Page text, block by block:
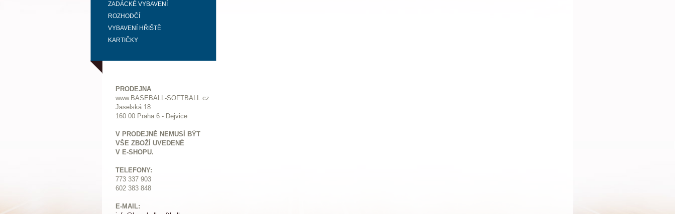
ZADÁCKÉ VYBAVENÍ
ROZHODČÍ
VYBAVENÍ HŘIŠTĚ
KARTIČKY
PRODEJNA
www.BASEBALL-SOFTBALL.cz
Jaselská 18
160 00 Praha 6 - Dejvice
V PRODEJNĚ NEMUSÍ BÝT
VŠE ZBOŽÍ UVEDENÉ
V E-SHOPU.
TELEFONY:
773 337 903
602 383 848
E-MAIL: